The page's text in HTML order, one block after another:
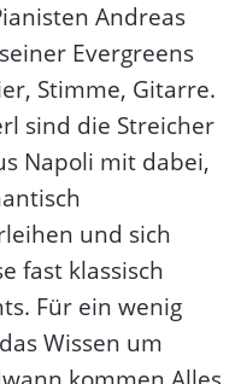
Andreas
Evergreens
Stimme, Gitarre.
sind die Streicher
Napoli mit dabei,
und sich
fast klassisch
Für ein wenig
Wissen um